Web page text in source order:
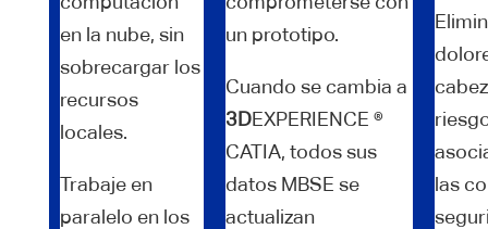
en la nube, sin
sobrecargar los
recursos
locales.
Trabaje en
paralelo en los
un prototipo.
Cuando se cambia a
3DEXPERIENCE ®
CATIA, todos sus
datos MBSE se
actualizan
las